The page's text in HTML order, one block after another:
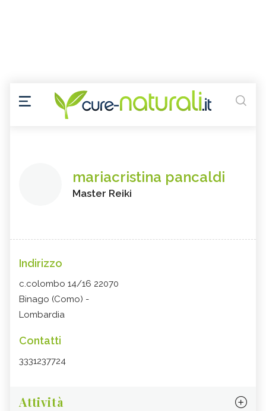
mariacristina pancaldi
Master Reiki
Indirizzo
c.colombo 14/16 22070
Binago (Como) -
Lombardia
Contatti
3331237724
Attività